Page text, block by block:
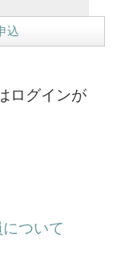
込
ログインが
ついて